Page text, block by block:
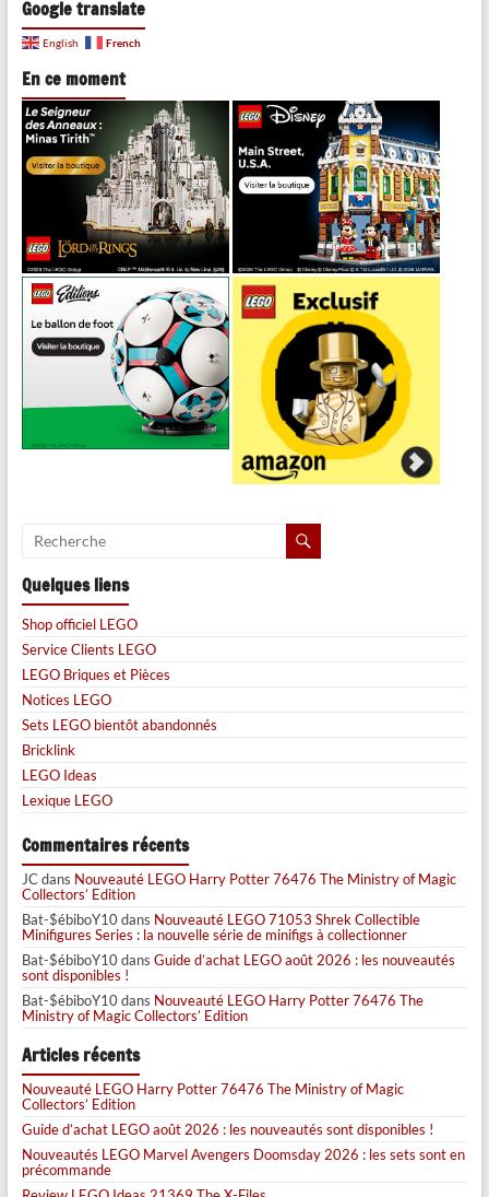
Google translate
English French
En ce moment
Quelques liens
Shop officiel LEGO
Service Clients LEGO
LEGO Briques et Pièces
Notices LEGO
Sets LEGO bientôt abandonnés
Bricklink
LEGO Ideas
Lexique LEGO
Commentaires récents
JCdans Nouveauté LEGO Harry Potter 76476 The Ministry of Magic
Collectors’ Edition
Bat-$ébiboY10dans Nouveauté LEGO 71053 Shrek Collectible
Minifigures Series : la nouvelle série de minifigs à collectionner
Bat-$ébiboY10dans Guide d’achat LEGO août 2026 : les nouveautés
sont disponibles !
Bat-$ébiboY10dans Nouveauté LEGO Harry Potter 76476 The
Ministry of Magic Collectors’ Edition
Articles récents
Nouveauté LEGO Harry Potter 76476 The Ministry of Magic
Collectors’ Edition
Guide d’achat LEGO août 2026 : les nouveautés sont disponibles !
Nouveautés LEGO Marvel Avengers Doomsday 2026 : les sets sont en
précommande